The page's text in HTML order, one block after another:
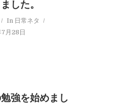
した。
In 日常ネタ
月28日
強を始めまし